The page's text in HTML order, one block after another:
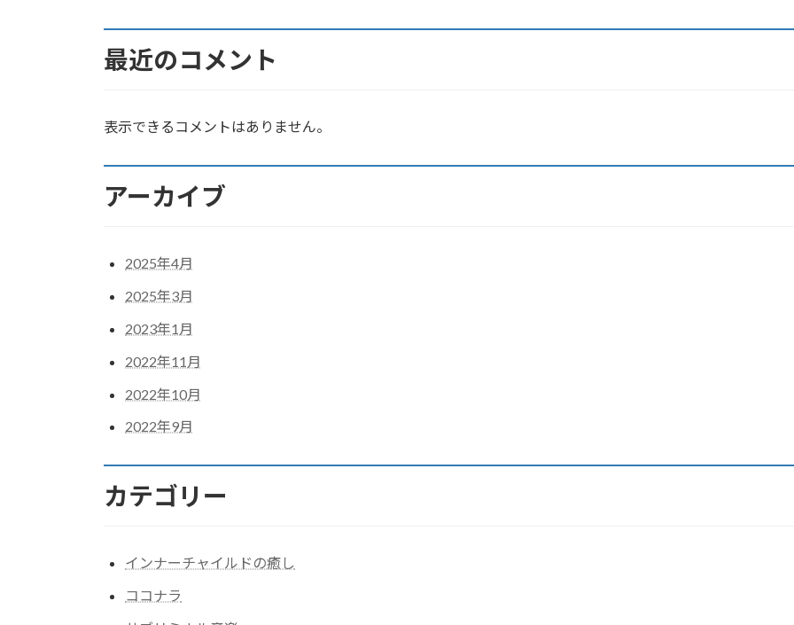
最近のコメント
表示できるコメントはありません。
アーカイブ
2025年4月
2025年3月
2023年1月
2022年11月
2022年10月
2022年9月
カテゴリー
インナーチャイルドの癒し
ココナラ